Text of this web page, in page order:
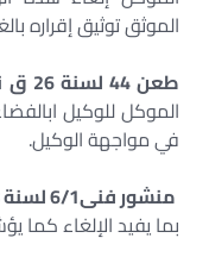
الموثق توثيق إقراره
طعن 44 لسنة 26 ق نقض مدنی20/4/1961:
الموكل للوكيل
في مواجهة الوكيل.
منشور فنی6/1 لسنة 1948:
بما يفيد الإلغاء كما